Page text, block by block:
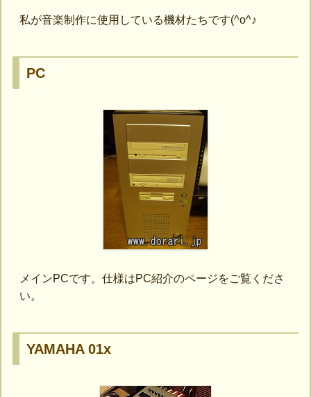
私が音楽制作に使用している機材たちです(^o^♪
PC
メインPCです。仕様はPC紹介のページをご覧くださ
い。
YAMAHA 01x